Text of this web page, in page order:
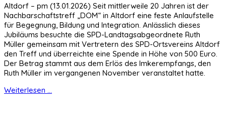
Altdorf – pm (13.01.2026) Seit mittlerweile 20 Jahren ist der
Nachbarschaftstreff „DOM“ in Altdorf eine feste Anlaufstelle
für Begegnung, Bildung und Integration. Anlässlich dieses
Jubiläums besuchte die SPD-Landtagsabgeordnete Ruth
Müller gemeinsam mit Vertretern des SPD-Ortsvereins Altdorf
den Treff und überreichte eine Spende in Höhe von 500 Euro.
Der Betrag stammt aus dem Erlös des Imkerempfangs, den
Ruth Müller im vergangenen November veranstaltet hatte.
Weiterlesen ...